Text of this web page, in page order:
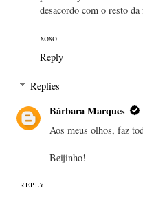
desacordo com o resto
xoxo
Reply
Replies
Bárbara Marques
Aos meus olhos, faz
Beijinho!
REPLY